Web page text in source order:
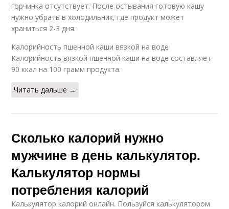
горчинка отсутствует. После остывания готовую кашу
нужно убрать в холодильник, где продукт может
храниться 2-3 дня.
Калорийность пшенной каши вязкой на воде
Калорийность вязкой пшенной каши на воде составляет
90 ккал на 100 грамм продукта.
Читать дальше →
Сколько калорий нужно
мужчине в день калькулятор.
Калькулятор нормы
потребления калорий
Калькулятор калорий онлайн. Пользуйся калькулятором